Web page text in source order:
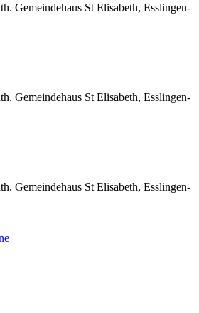
Gemeindehaus St Elisabeth, Esslingen-
Gemeindehaus St Elisabeth, Esslingen-
Gemeindehaus St Elisabeth, Esslingen-